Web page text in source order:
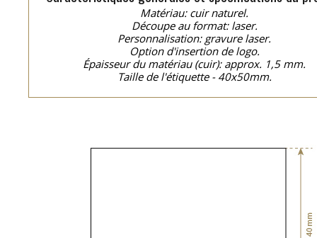
Matériau: cuir naturel.
Découpe au format: laser.
Personnalisation: gravure laser.
Option d'insertion de logo.
Épaisseur du matériau (cuir): approx. 1,5 mm.
Taille de l'étiquette - 40x50mm.